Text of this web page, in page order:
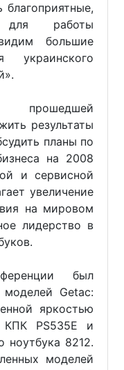
для работы
большие
украинского
результаты
планы по
на 2008
и сервисной
увеличение
на мировом
лидерство в
был
Getac:
яркостью
КПК PS535Е и
ноутбука 8212.
моделей